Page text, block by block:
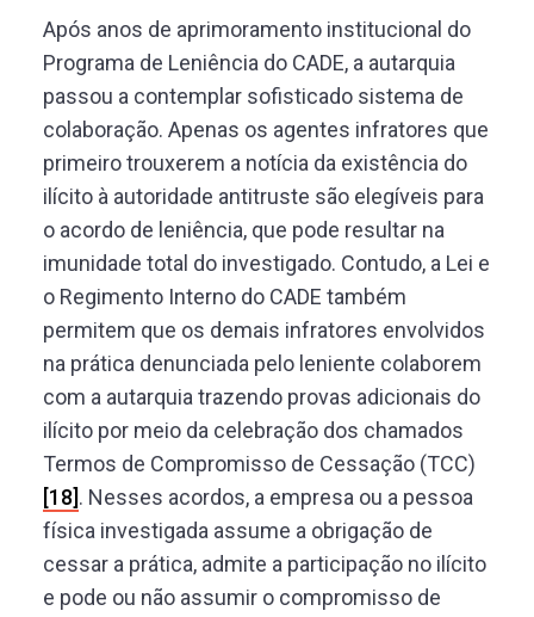
Após anos de aprimoramento institucional do
Programa de Leniência do CADE, a autarquia
passou a contemplar sofisticado sistema de
colaboração. Apenas os agentes infratores que
primeiro trouxerem a notícia da existência do
ilícito à autoridade antitruste são elegíveis para
o acordo de leniência, que pode resultar na
imunidade total do investigado. Contudo, a Lei e
o Regimento Interno do CADE também
permitem que os demais infratores envolvidos
na prática denunciada pelo leniente colaborem
com a autarquia trazendo provas adicionais do
ilícito por meio da celebração dos chamados
Termos de Compromisso de Cessação (TCC)
[18]. Nesses acordos, a empresa ou a pessoa
física investigada assume a obrigação de
cessar a prática, admite a participação no ilícito
e pode ou não assumir o compromisso de